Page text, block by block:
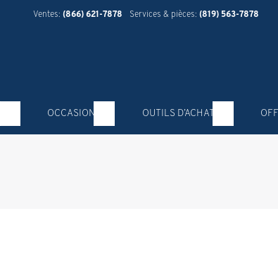
Ventes: (866) 621-7878 Services & pièces: (819) 563-7878
OCCASION OUTILS D’ACHAT